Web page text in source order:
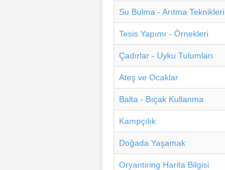
Su Bulma - Arıtma Teknikleri
Tesis Yapımı - Örnekleri
Çadırlar - Uyku Tulumları
Ateş ve Ocaklar
Balta - Bıçak Kullanma
Kampçılık
Doğada Yaşamak
Oryantiring Harita Bilgisi